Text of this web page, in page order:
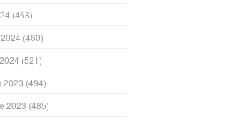
(468)
(460)
(521)
2023 (494)
2023 (485)